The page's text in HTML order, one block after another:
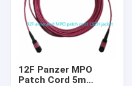
12F Panzer MPO
Patch Cord 5m